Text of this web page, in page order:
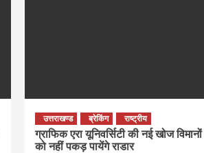
उत्तराखण्ड ब्रेकिंग राष्ट्रीय
ग्राफिक एरा यूनिवर्सिटी की नई खोज विमानों
को नहीं पकड़ पायेंगे राडार